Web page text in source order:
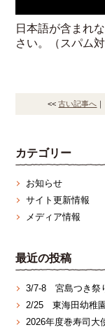
日本語が含まれ
さい。（スパム対
<<古い記事へ ｜
カテゴリー
お知らせ
サイト更新情報
メディア情報
最近の投稿
3/7‐8 宮島つき祭
2/25 東海田幼稚
2026年度巻寿司